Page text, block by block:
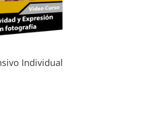
Individual